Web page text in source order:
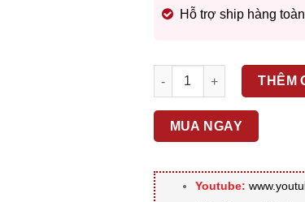
Hỗ trợ ship hàng
Xi đánh bóng màu đen –
THÊM
MUA NGAY
Youtube: